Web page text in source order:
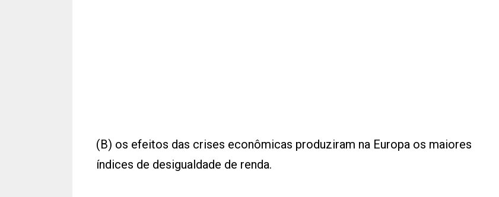
(B) os efeitos das crises econômicas produziram na Europa os maiores
índices de desigualdade de renda.